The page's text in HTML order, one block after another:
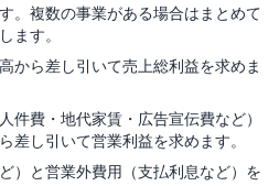
。複数の事業がある場合はまとめて
ます。
から差し引いて売上総利益を求めま
件費・地代家賃・広告宣伝費など）
差し引いて営業利益を求めます。
）と営業外費用（支払利息など）を